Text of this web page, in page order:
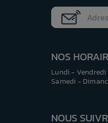
la fréquence d’utilisation et le
Ils offrent une excellente
NOUS
NOS
Lundi - Vendredi
Samedi -